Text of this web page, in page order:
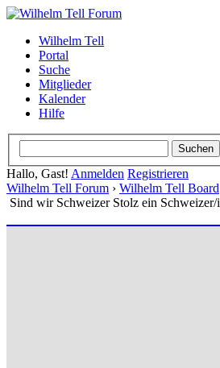
Wilhelm Tell
Portal
Suche
Mitglieder
Kalender
Hilfe
Hallo, Gast! Anmelden Registrieren
Wilhelm Tell Forum › Wilhelm Tell Board
Sind wir Schweizer Stolz ein Schweizer/